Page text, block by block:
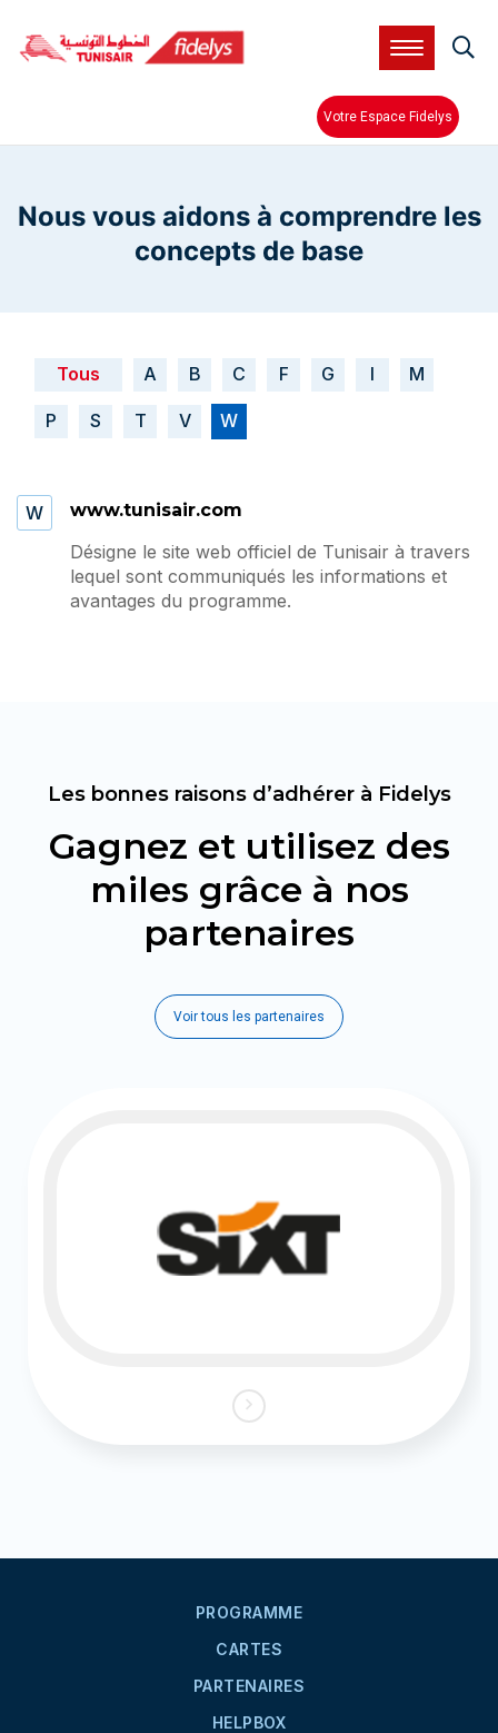
Votre Espace Fidelys
Nous vous aidons à comprendre les
concepts de base
Tous A B C F G I M
P S T V W
W www.tunisair.com
Désigne le site web officiel de Tunisair à travers
lequel sont communiqués les informations et
avantages du programme.
Les bonnes raisons d’adhérer à Fidelys
Gagnez et utilisez des
miles grâce à nos
partenaires
Voir tous les partenaires
Pied de pagePROGRAMME
CARTES
PARTENAIRES
HELPBOX